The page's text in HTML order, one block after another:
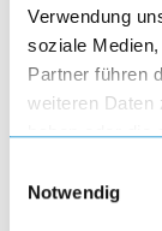
Verwendung
soziale
Partner führen
weiteren Daten
haben oder die
Notwendig
visibility
article